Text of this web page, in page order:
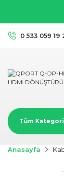
0 533 059 19
Tüm
Anasayfa